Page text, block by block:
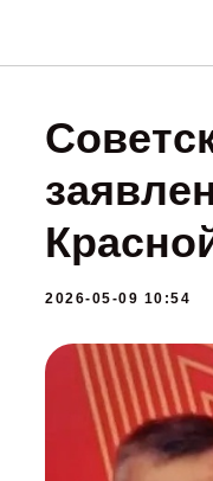
2026-05-09 10:54